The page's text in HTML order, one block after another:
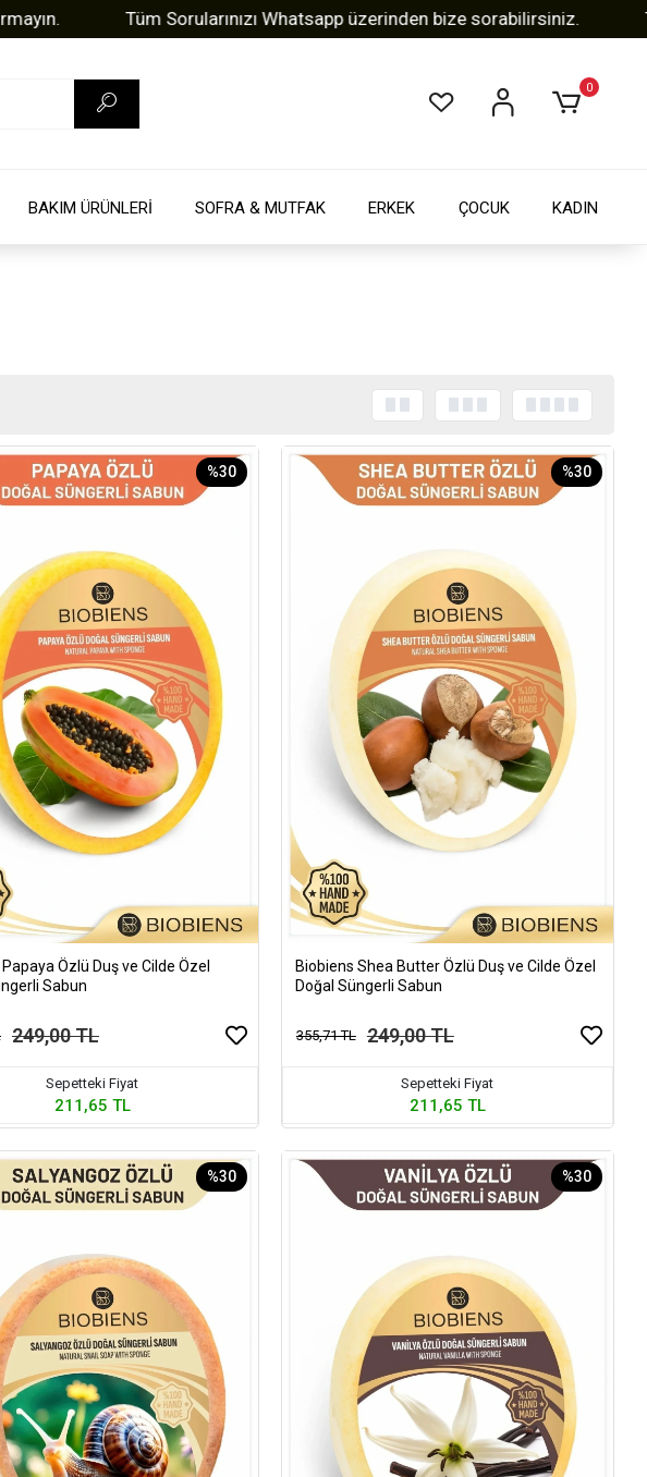
Tüm Sorularınızı Whatsapp üzerinden bize sorabilirsiniz.
0
BAKIM ÜRÜNLERİ SOFRA & MUTFAK ERKEK ÇOCUK KADIN
%30
Özlü Duş ve Cilde Özel
Sabun
249,00 TL
Sepetteki Fiyat
211,65 TL
%30
Biobiens Shea Butter Özlü Duş ve Cilde Özel
Doğal Süngerli Sabun
355,71 TL 249,00 TL
Sepetteki Fiyat
211,65 TL
%30 %30